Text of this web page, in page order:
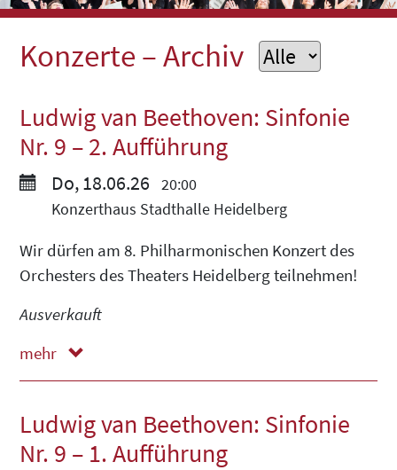
Konzerte – Archiv
Ludwig van Beethoven: Sinfonie
Nr. 9 – 2. Aufführung
Do, 18.06.26
20:00
Konzerthaus Stadthalle Heidelberg
Wir dürfen am 8. Philharmonischen Konzert des
Orchesters des Theaters Heidelberg teilnehmen!
Ausverkauft
mehr
weniger
Ludwig van Beethoven: Sinfonie
Nr. 9 – 1. Aufführung